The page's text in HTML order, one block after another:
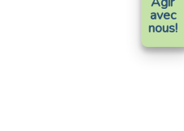
avec
nous!